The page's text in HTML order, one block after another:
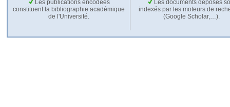
Les publications encodées
constituent la bibliographie académique
de l'Université.
Les documents déposés
indexés par les moteurs de
(Google Scholar,…).